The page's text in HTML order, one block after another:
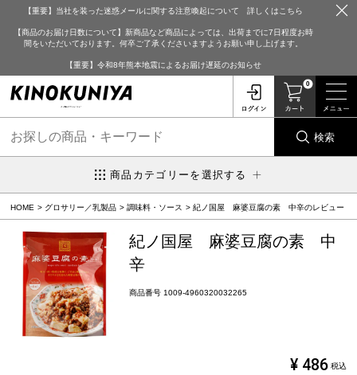
【重要】当社を装った迷惑メールに関する注意喚起について 詳しくはこちら
【商品のお届け日数について】新商品など商品によっては、出荷までに7日程度お時
間をいただいております。何卒ご了承くださいますようお願い申し上げます。
【重要】令和8年熊本地震によるお届け遅延のお知らせ
0
検索
商品カテゴリーを選択する
HOME グロサリー／乳製品 調味料・ソース 紀ノ国屋 麻婆豆腐の素 中辛のレビュー
紀ノ国屋 麻婆豆腐の素 中
辛
商品番号 1009-4960320032265
¥ 486 税込